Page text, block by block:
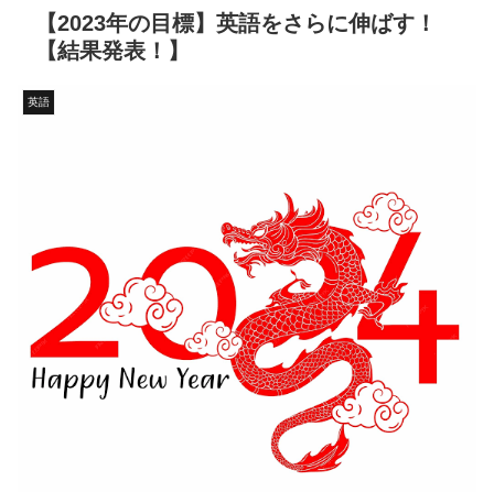
【2023年の目標】英語をさらに伸ばす！
【結果発表！】
英語